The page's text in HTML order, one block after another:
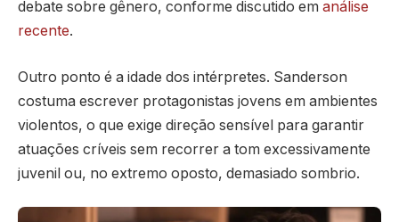
debate sobre gênero, conforme discutido em análise
recente.
Outro ponto é a idade dos intérpretes. Sanderson
costuma escrever protagonistas jovens em ambientes
violentos, o que exige direção sensível para garantir
atuações críveis sem recorrer a tom excessivamente
juvenil ou, no extremo oposto, demasiado sombrio.